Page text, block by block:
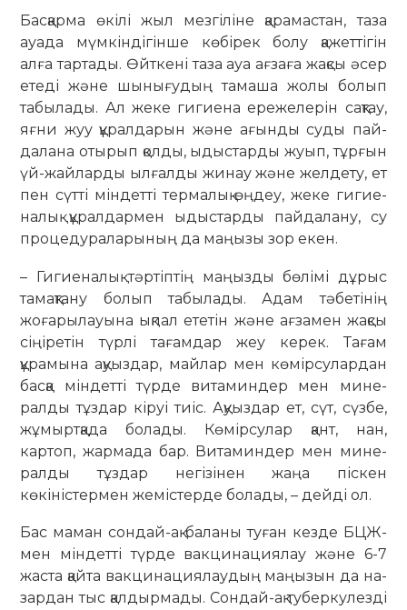
Басқарма өкілі жыл мезгіліне қарамастан, таза
ауада мүмкіндігінше көбірек болу қажеттігін
алға тартады. Өйткені таза ауа ағзаға жақсы әсер
етеді және шынығудың тамаша жолы болып
табылады. Ал жеке гигиена ережелерін сақтау,
яғни жуу құралдарын және ағынды суды пай­
далана отырып қолды, ыдыстарды жуып, тұрғын
үй-жайларды ылғалды жинау және желдету, ет
пен сүтті міндетті термалық өңдеу, жеке гигие­
налық құралдармен ыдыстарды пай­далану, су
процедураларының да маңызы зор екен.
– Гигиеналық тәртіптің маңыз­ды бөлімі дұрыс
тамақтану болып табылады. Адам тәбетінің
жоғары­лауына ықпал ететін және ағзамен жақсы
сіңіретін түрлі тағамдар жеу керек. Тағам
құрамына ақуыздар, майлар мен көмірсулардан
басқа міндетті түрде витаминдер мен мине­
ралды тұздар кіруі тиіс. Ақуыздар ет, сүт, сүзбе,
жұмыртқада болады. Көмірсулар қант, нан,
картоп, жар­мада бар. Витаминдер мен мине­
ралды тұздар негізінен жаңа піскен
көкіністермен жемістерде болады, – дейді ол.
Бас маман сондай-ақ баланы туған кезде БЦЖ-
мен міндетті түрде вакцинациялау және 6-7
жаста қайта вакцинациялаудың маңызын да на­
зардан тыс қалдырмады. Сон­дай-ақ туберкулезді